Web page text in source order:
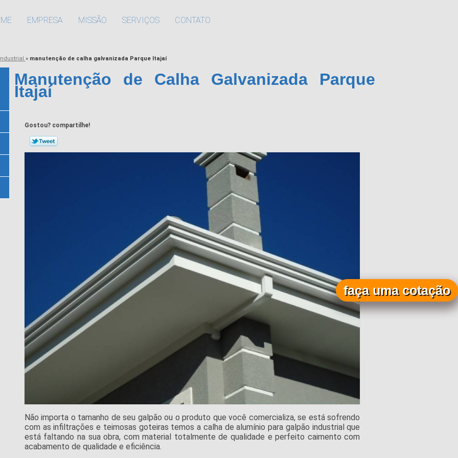
EMPRESA MISSÃO SERVIÇOS CONTATO
» manutenção de calha galvanizada Parque Itajaí
Manutenção de Calha Galvanizada Parque
Itajaí
Gostou? compartilhe!
Não importa o tamanho de seu galpão ou o produto que você comercializa, se está sofrendo
com as infiltrações e teimosas goteiras temos a calha de alumínio para galpão industrial que
está faltando na sua obra, com material totalmente de qualidade e perfeito caimento com
acabamento de qualidade e eficiência.
faça uma cotação